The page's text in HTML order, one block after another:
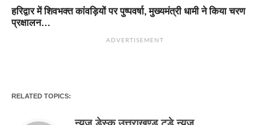
हरिद्वार में शिवभक्त कांवड़ियों पर पुष्पवर्षा, मुख्यमंत्री धामी ने किया चरण
प्रक्षालन…
ADVERTISEMENT
RELATED TOPICS: